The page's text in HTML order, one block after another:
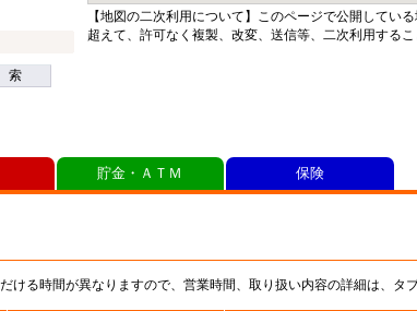
索
【地図の二次利用について】このページで公開してい
超えて、許可なく複製、改変、送信等、二次利用する
ける時間が異なりますので、営業時間、取り扱い内容の詳細は、タ
貯金・ＡＴＭ 保険